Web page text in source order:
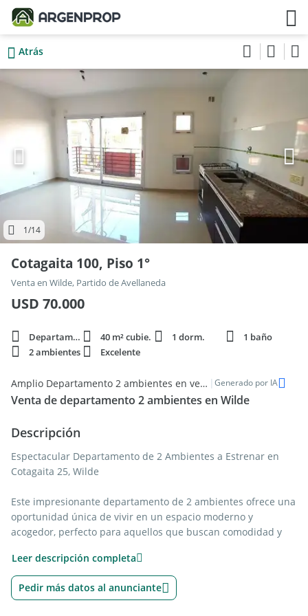
Atrás
1/14
Cotagaita 100, Piso 1°
Venta en Wilde, Partido de Avellaneda
USD 70.000
Departamento 40 m² cubie. 1 dorm.
1 baño
2 ambientes
Excelente
Amplio Departamento 2 ambientes en venta en Wilde | Generado por IA
Venta de departamento 2 ambientes en Wilde
Descripción
Espectacular Departamento de 2 Ambientes a Estrenar en
Cotagaita 25, Wilde
Este impresionante departamento de 2 ambientes ofrece una
oportunidad única de vivir en un espacio moderno y
acogedor, perfecto para aquellos que buscan comodidad y
calle Cotagaita 25, en el corazón de Wilde, este departamento
combina una excelente distribución con detalles de alta
calidad.
Leer descripción completa
Pedir más datos al anunciante